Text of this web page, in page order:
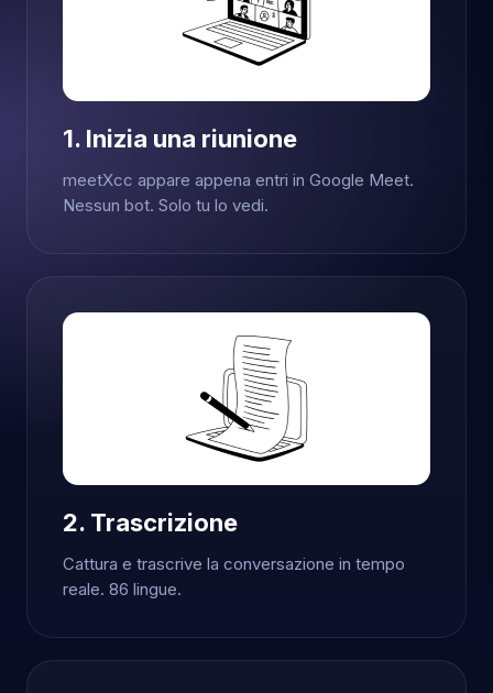
1. Inizia una riunione
meetXcc appare appena entri in Google Meet.
Nessun bot. Solo tu lo vedi.
2. Trascrizione
Cattura e trascrive la conversazione in tempo
reale. 86 lingue.